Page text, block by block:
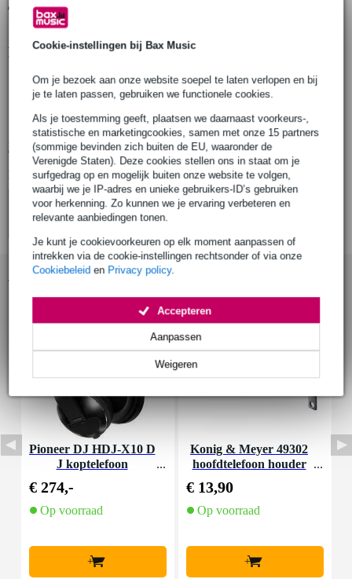
Cookie-instellingen bij Bax Music
Om je bezoek aan onze website soepel te laten verlopen en bij
je te laten passen, gebruiken we functionele cookies.
Als je toestemming geeft, plaatsen we daarnaast voorkeurs-,
statistische en marketingcookies, samen met onze 15 partners
(sommige bevinden zich buiten de EU, waaronder de
Verenigde Staten). Deze cookies stellen ons in staat om je
surfgedrag op en mogelijk buiten onze website te volgen,
waarbij we je IP-adres en unieke gebruikers-ID’s gebruiken
voor herkenning. Zo kunnen we je ervaring verbeteren en
relevante aanbiedingen tonen.
Je kunt je cookievoorkeuren op elk moment aanpassen of
intrekken via de cookie-instellingen rechtsonder of via onze
Cookiebeleid en Privacy policy.
Weigeren
Aanpassen
Accepteren
Gratis ophalen in de winkel
Productinformatie
Pioneer spareparts vervangende kabel
productcode:
lengte: 1.2 m (uitrekbaar tot 3.0 m)
Bekijk alle productspecificaties
Bekijk ook eens (4)
Accessoires (4)
Pioneer DJ HDJ-X10 D
J koptelefoon
€ 274,-
Op voorraad
+
Konig & Meyer 49302
hoofdtelefoon houder
€ 13,90
Op voorraad
+